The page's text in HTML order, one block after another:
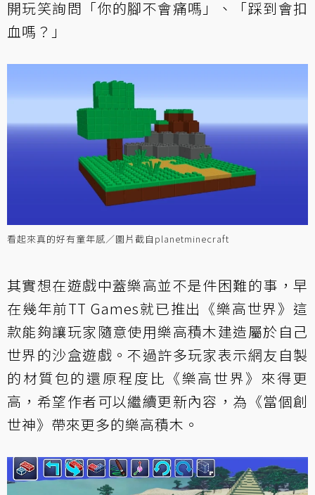
開玩笑詢問「你的腳不會痛嗎」、「踩到會扣
血嗎？」
看起來真的好有童年感／圖片截自planetminecraft
其實想在遊戲中蓋樂高並不是件困難的事，早
在幾年前TT Games就已推出《樂高世界》這
款能夠讓玩家隨意使用樂高積木建造屬於自己
世界的沙盒遊戲。不過許多玩家表示網友自製
的材質包的還原程度比《樂高世界》來得更
高，希望作者可以繼續更新內容，為《當個創
世神》帶來更多的樂高積木。